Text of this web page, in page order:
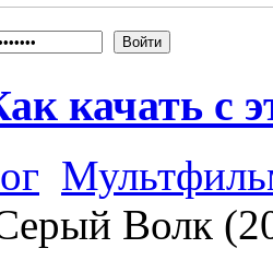
Войти
качать с
Волк